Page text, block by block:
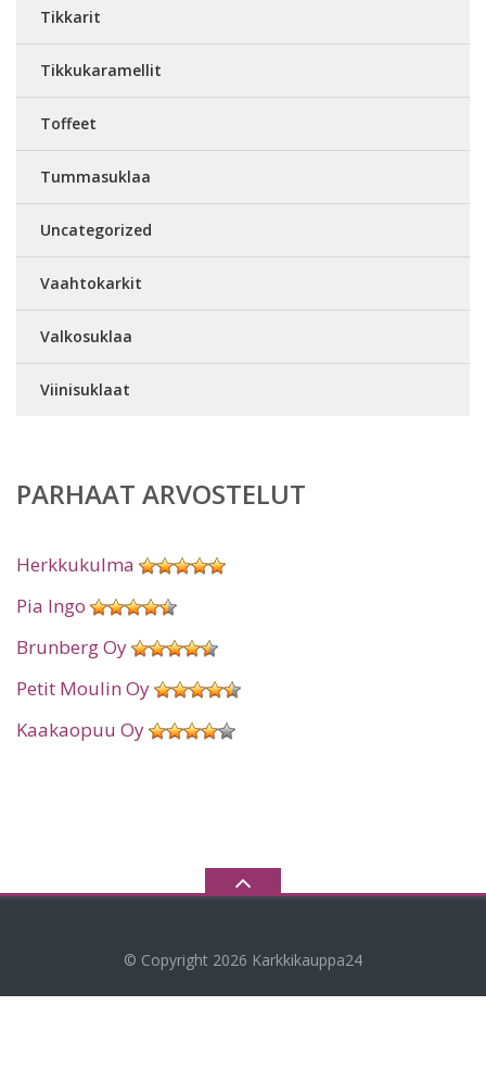
Tikkarit
Tikkukaramellit
Toffeet
Tummasuklaa
Uncategorized
Vaahtokarkit
Valkosuklaa
Viinisuklaat
PARHAAT ARVOSTELUT
Herkkukulma
Pia Ingo
Brunberg Oy
Petit Moulin Oy
Kaakaopuu Oy
© Copyright 2026 Karkkikauppa24